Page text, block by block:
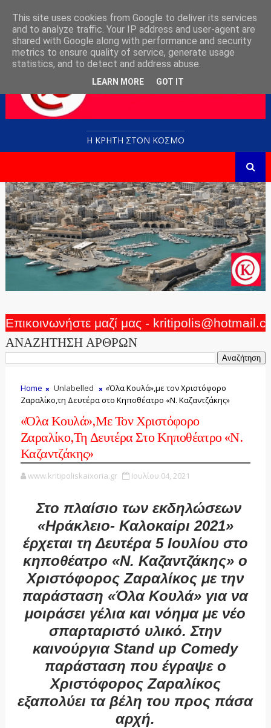
Η ΚΡΗΤΗ ΣΤΟN KOΣΜΟ
Επικοινωνήστε μαζί μας -
ΑΝΑΖΗΤΗΣΗ ΑΡΘΡΩΝ
Home Unlabelled
«Όλα Κουλά»,με τον Χριστόφορο
Ζαραλίκο,τη Δευτέρα στο Κηποθέατρο «Ν. Καζαντζάκης»
«Όλα Κουλά»,με Τον Χριστόφορο
Ζαραλίκο,τη Δευτέρα Στο Κηποθέατρο «Ν.
Καζαντζάκης»
www.kritipoliskaixoria.gr Ιουλίου 04, 2021
Στο πλαίσιο των εκδηλώσεων
«Ηράκλειο- Καλοκαίρι 2021»
έρχεται τη Δευτέρα 5 Ιουλίου στο
κηποθέατρο «Ν. Καζαντζάκης» ο
Χριστόφορος Ζαραλίκος με την
παράσταση «Όλα Κουλά» για να
μοιράσει γέλια και νόημα με νέο
σπαρταριστό υλικό. Στην
καινούργια Stand up Comedy
παράσταση που έγραψε ο
Χριστόφορος Ζαραλίκος
εξαπολύει τα βέλη του προς πάσα
αρχή.
This site uses cookies from Google to deliver its services
and to analyze traffic. Your IP address and user-agent are
shared with Google along with performance and security
metrics to ensure quality of service, generate usage
statistics, and to detect and address abuse.
LEARN MORE GOT IT